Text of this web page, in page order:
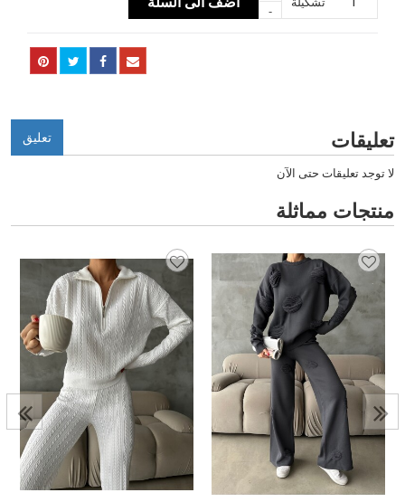
-
تعليقات تعليق
لا توجد تعليقات حتى الآن
منتجات مماثلة